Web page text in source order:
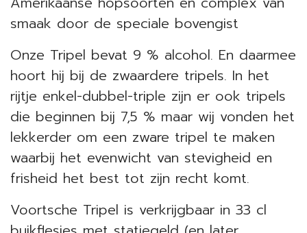
smaak door de speciale bovengist
Onze Tripel bevat 9 % alcohol. En daarmee
hoort hij bij de zwaardere tripels. In het
rijtje enkel-dubbel-triple zijn er ook tripels
die beginnen bij 7,5 % maar wij vonden het
lekkerder om een zware tripel te maken
waarbij het evenwicht van stevigheid en
frisheid het best tot zijn recht komt.
Voortsche Tripel is verkrijgbaar in 33 cl